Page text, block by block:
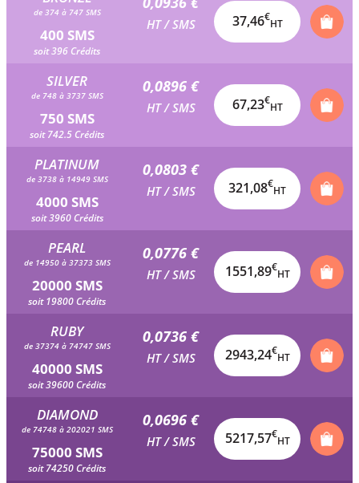
de 374 à 747 SMS
400 SMS
soit 396 Crédits
HT / SMS 37,46€
HT
SILVER
de 748 à 3737 SMS
750 SMS
soit 742.5 Crédits
0,0896 €
HT / SMS 67,23€
HT
PLATINUM
de 3738 à 14949 SMS
4000 SMS
soit 3960 Crédits
0,0803 €
HT / SMS 321,08€
HT
PEARL
de 14950 à 37373 SMS
20000 SMS
soit 19800 Crédits
0,0776 €
HT / SMS 1551,89€
HT
RUBY
de 37374 à 74747 SMS
40000 SMS
soit 39600 Crédits
0,0736 €
HT / SMS 2943,24€
HT
DIAMOND
de 74748 à 202021 SMS
75000 SMS
soit 74250 Crédits
0,0696 €
HT / SMS 5217,57€
HT